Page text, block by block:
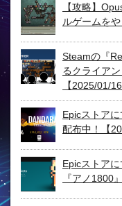
【攻略】
ルゲームをや
Steamの『
るクライア
【2025/01/16
Epicストア
配布中！【
Epicストア
『アノ1800